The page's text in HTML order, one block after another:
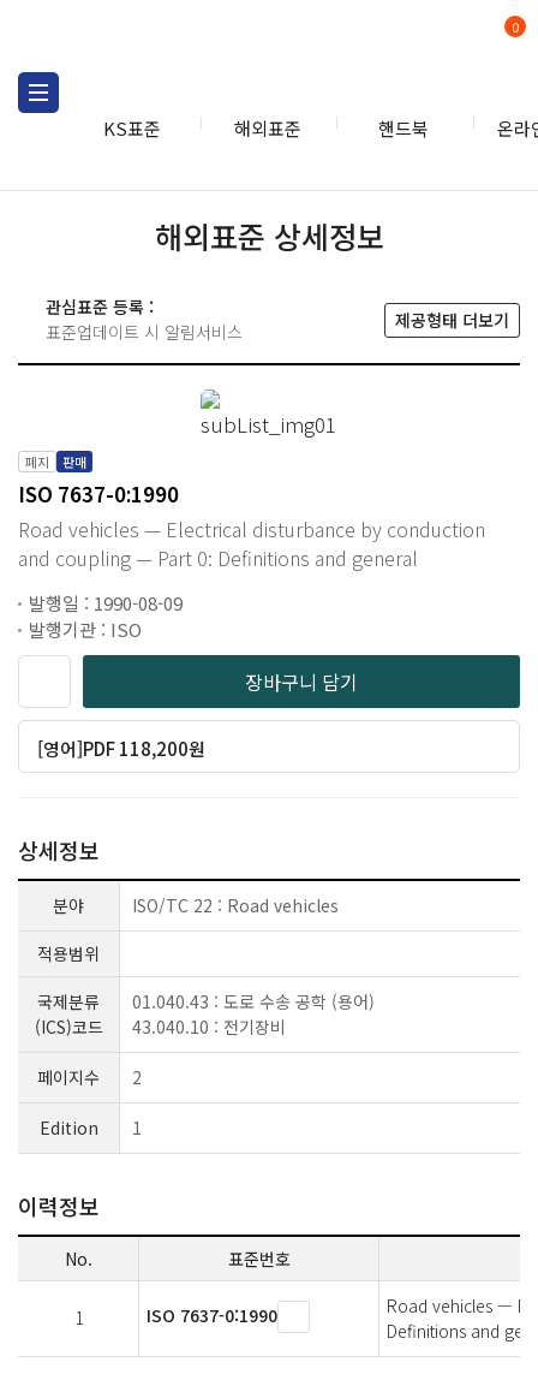
KS표준 해외표준 핸드북 온라
0
해외표준 상세정보
관심표준 등록 :
표준업데이트 시 알림서비스
제공형태 더보기
폐지 판매
ISO 7637-0:1990
Road vehicles — Electrical disturbance by conduction
and coupling — Part 0: Definitions and general
발행일 : 1990-08-09
발행기관 : ISO
장바구니 담기
[영어]PDF 118,200원
상세정보
분야
ISO/TC 22 : Road vehicles
적용범위
국제분류
(ICS)코드
01.040.43 : 도로 수송 공학 (용어)
43.040.10 : 전기장비
페이지수 2
Edition 1
이력정보
No. 표준번호
1 ISO 7637-0:1990
Road vehicles —
Definitions and